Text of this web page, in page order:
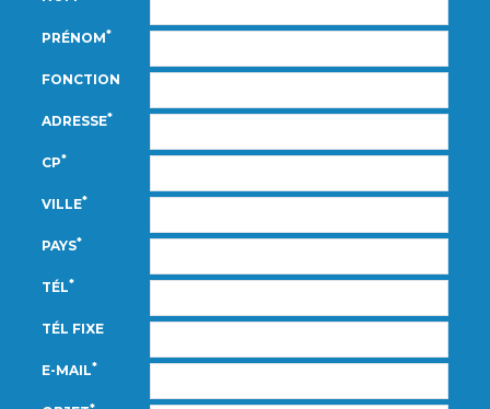
PRÉNOM*
FONCTION
ADRESSE*
CP*
VILLE*
PAYS*
TÉL*
TÉL FIXE
E-MAIL*